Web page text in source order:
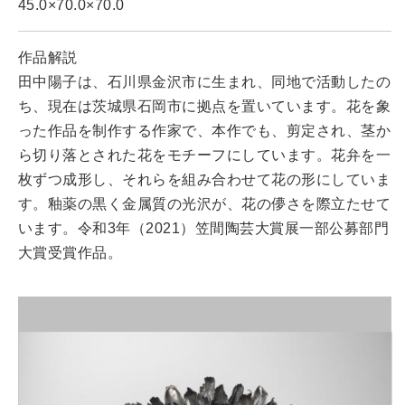
45.0×70.0×70.0
作品解説
田中陽子は、石川県金沢市に生まれ、同地で活動したの
ち、現在は茨城県石岡市に拠点を置いています。花を象
った作品を制作する作家で、本作でも、剪定され、茎か
ら切り落とされた花をモチーフにしています。花弁を一
枚ずつ成形し、それらを組み合わせて花の形にしていま
す。釉薬の黒く金属質の光沢が、花の儚さを際立たせて
います。令和3年（2021）笠間陶芸大賞展一部公募部門
大賞受賞作品。